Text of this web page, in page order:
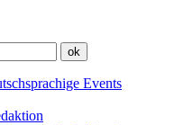
Events